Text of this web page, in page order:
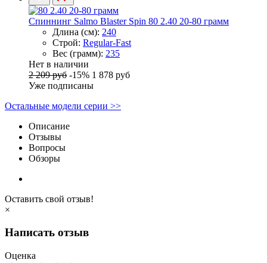
Спиннинг Salmo Blaster Spin 80 2.40 20-80 грамм
Длина (см): 240
Строй: Regular-Fast
Вес (грамм): 235
Нет в наличии
2 209 руб -15% 1 878 руб
Уже подписаны
Остальные модели серии >>
Описание
Отзывы
Вопросы
Обзоры
Оставить свой отзыв!
×
Написать отзыв
Оценка